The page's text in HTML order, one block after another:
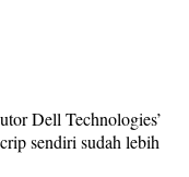
Dell Technologies’
sendiri sudah lebih